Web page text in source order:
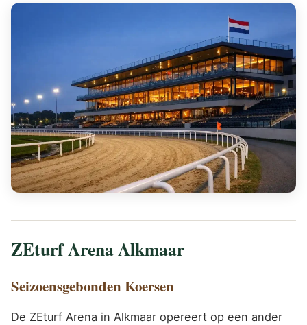
ZEturf Arena Alkmaar
Seizoensgebonden Koersen
De ZEturf Arena in Alkmaar opereert op een ander